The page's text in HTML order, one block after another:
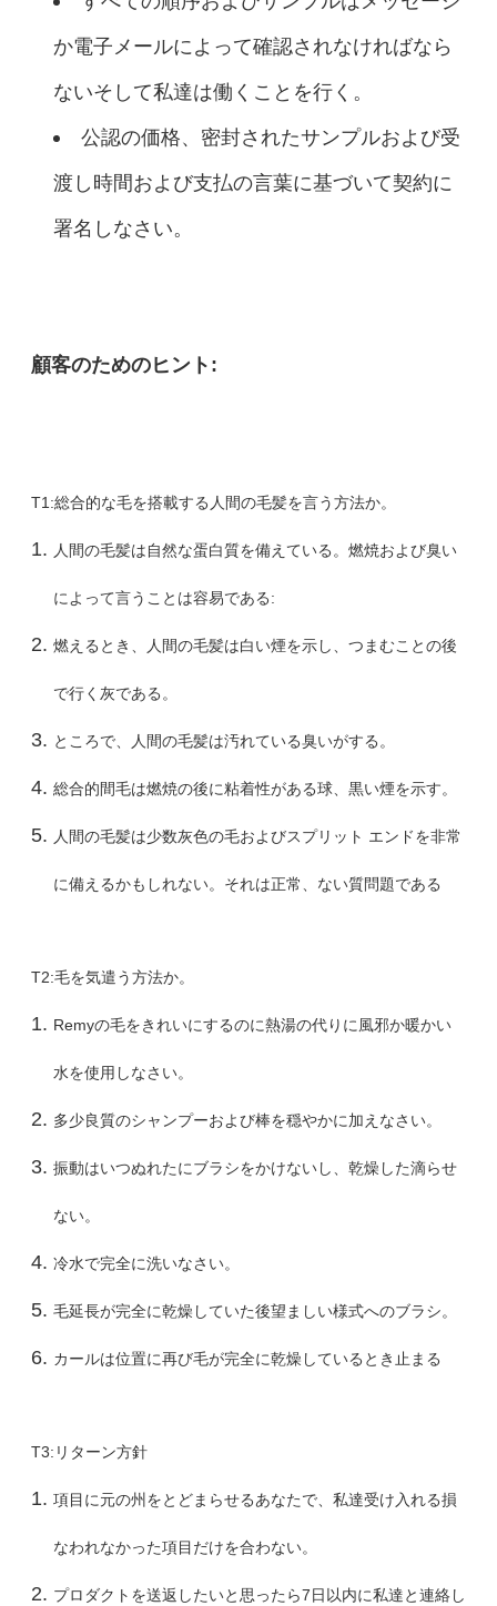
か電子メールによって確認されなければなら
ないそして私達は働くことを行く。
公認の価格、密封されたサンプルおよび受
渡し時間および支払の言葉に基づいて契約に
署名しなさい。
顧客のためのヒント:
T1:総合的な毛を搭載する人間の毛髪を言う方法か。
人間の毛髪は自然な蛋白質を備えている。燃焼および臭い
によって言うことは容易である:
燃えるとき、人間の毛髪は白い煙を示し、つまむことの後
で行く灰である。
ところで、人間の毛髪は汚れている臭いがする。
総合的間毛は燃焼の後に粘着性がある球、黒い煙を示す。
人間の毛髪は少数灰色の毛およびスプリット エンドを非常
に備えるかもしれない。それは正常、ない質問題である
T2:毛を気遣う方法か。
Remyの毛をきれいにするのに熱湯の代りに風邪か暖かい
水を使用しなさい。
多少良質のシャンプーおよび棒を穏やかに加えなさい。
振動はいつぬれたにブラシをかけないし、乾燥した滴らせ
ない。
冷水で完全に洗いなさい。
毛延長が完全に乾燥していた後望ましい様式へのブラシ。
カールは位置に再び毛が完全に乾燥しているとき止まる
T3:リターン方針
項目に元の州をとどまらせるあなたで、私達受け入れる損
なわれなかった項目だけを合わない。
プロダクトを送返したいと思ったら7日以内に私達と連絡し